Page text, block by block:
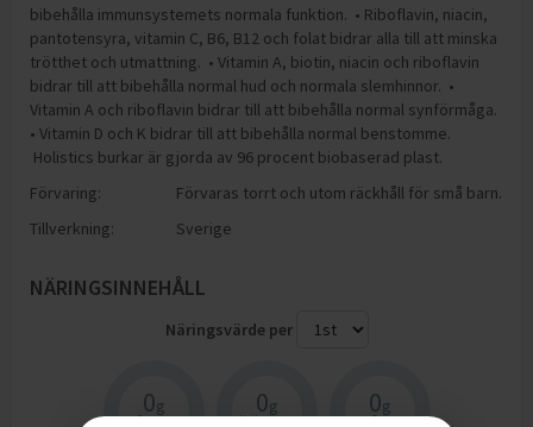
bibehålla immunsystemets normala funktion. • Riboflavin, niacin,
pantotensyra, vitamin C, B6, B12 och folat bidrar alla till att minska
trötthet och utmattning. • Vitamin A, biotin, niacin och riboflavin
bidrar till att bibehålla normal hud och normala slemhinnor. •
Vitamin A och riboflavin bidrar till att bibehålla normal synförmåga.
• Vitamin D och K bidrar till att bibehålla normal benstomme.
Holistics burkar är gjorda av 96 procent biobaserad plast.
Förvaring:
Förvaras torrt och utom räckhåll för små barn.
Tillverkning:
Sverige
NÄRINGSINNEHÅLL
Näringsvärde per
0g
Protein
0g
Kolhydrater
0g
Fett